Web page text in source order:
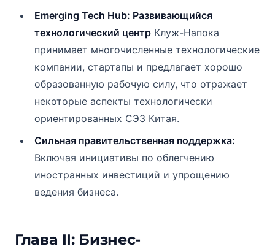
Emerging Tech Hub: Развивающийся
технологический центр Клуж-Напока
принимает многочисленные технологические
компании, стартапы и предлагает хорошо
образованную рабочую силу, что отражает
некоторые аспекты технологически
ориентированных СЭЗ Китая.
Сильная правительственная поддержка:
Включая инициативы по облегчению
иностранных инвестиций и упрощению
ведения бизнеса.
Глава II: Бизнес-